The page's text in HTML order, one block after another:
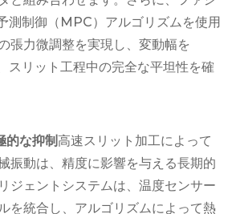
測制御（MPC）アルゴリズムを使用
張力微調整を実現し、変動幅を
スリット工程中の完全な平坦性を確
的な抑制高速スリット加工によって
振動は、精度に影響を与える長期的
ジェントシステムは、温度センサー
を統合し、アルゴリズムによって熱